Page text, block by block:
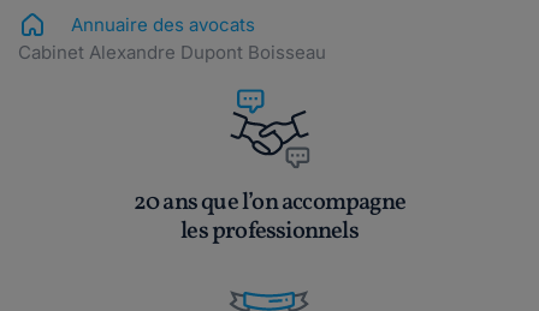
Annuaire des avocats
Cabinet Alexandre Dupont Boisseau
20 ans que l’on accompagne
les professionnels